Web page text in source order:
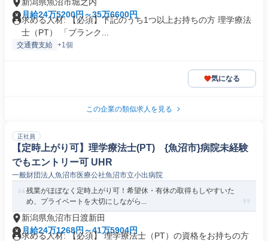
月給24万5200円～35万6600円
求める人材: 【必須】下記のうち1つ以上お持ちの方 理学療法
士（PT） 「ブランク...
交通費支給 +1個
気になる
この企業の類似求人を見る
正社員
【定時上がり可】理学療法士(PT) {魚沼市}病院未経験
でもエントリー可 UHR
一般財団法人魚沼市医療公社魚沼市立小出病院
残業がほぼなく定時上がり可！希望休・有休の取得もしやすいた
め、プライベートを大切にしながら...
新潟県魚沼市日渡新田
月給24万1268円～41万5904円
求める人材: 【必須】 理学療法士（PT）の資格をお持ちの方